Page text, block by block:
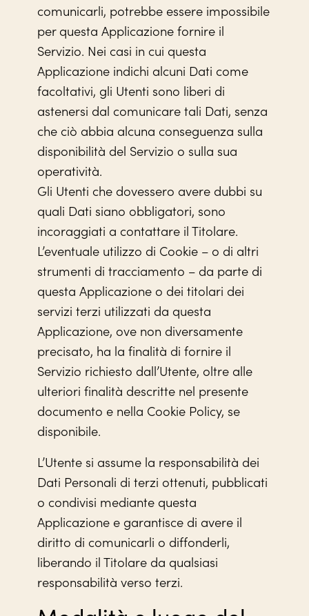
comunicarli, potrebbe essere impossibile
per questa Applicazione fornire il
Servizio. Nei casi in cui questa
Applicazione indichi alcuni Dati come
facoltativi, gli Utenti sono liberi di
astenersi dal comunicare tali Dati, senza
che ciò abbia alcuna conseguenza sulla
disponibilità del Servizio o sulla sua
operatività.
Gli Utenti che dovessero avere dubbi su
quali Dati siano obbligatori, sono
incoraggiati a contattare il Titolare.
L’eventuale utilizzo di Cookie – o di altri
strumenti di tracciamento – da parte di
questa Applicazione o dei titolari dei
servizi terzi utilizzati da questa
Applicazione, ove non diversamente
precisato, ha la finalità di fornire il
Servizio richiesto dall’Utente, oltre alle
ulteriori finalità descritte nel presente
documento e nella Cookie Policy, se
disponibile.
L’Utente si assume la responsabilità dei
Dati Personali di terzi ottenuti, pubblicati
o condivisi mediante questa
Applicazione e garantisce di avere il
diritto di comunicarli o diffonderli,
liberando il Titolare da qualsiasi
responsabilità verso terzi.